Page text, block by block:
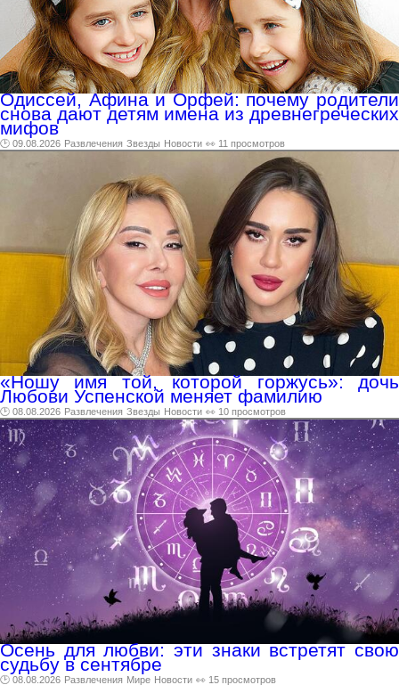
Одиссей, Афина и Орфей: почему родители
снова дают детям имена из древнегреческих
мифов
🕑 09.08.2026 Развлечения Звезды Новости 👀 11 просмотров
«Ношу имя той, которой горжусь»: дочь
Любови Успенской меняет фамилию
🕑 08.08.2026 Развлечения Звезды Новости 👀 10 просмотров
Осень для любви: эти знаки встретят свою
судьбу в сентябре
🕑 08.08.2026 Развлечения Мире Новости 👀 15 просмотров